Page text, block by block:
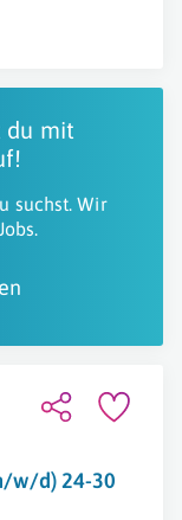
du mit
suchst. Wir
w/d) 24-30